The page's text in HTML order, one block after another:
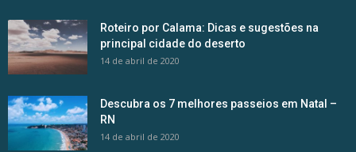
Roteiro por Calama: Dicas e sugestões na
principal cidade do deserto
14 de abril de 2020
Descubra os 7 melhores passeios em Natal –
RN
14 de abril de 2020